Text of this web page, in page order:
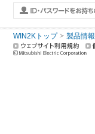
WIN2Kトップ 製品情報